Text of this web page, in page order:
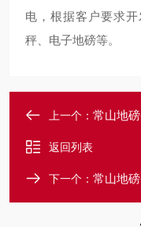
电，根据客户要求
秤、电子地磅等。
上一个： 常山地
返回列表
下一个： 常山地